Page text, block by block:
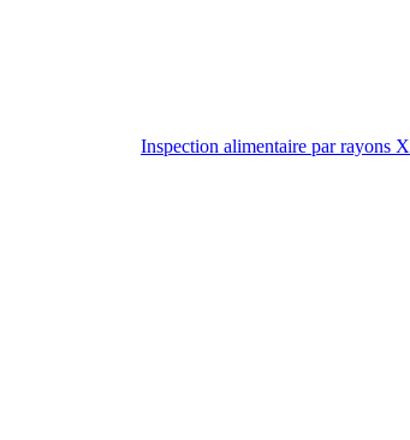
Inspection alimentaire par rayons X